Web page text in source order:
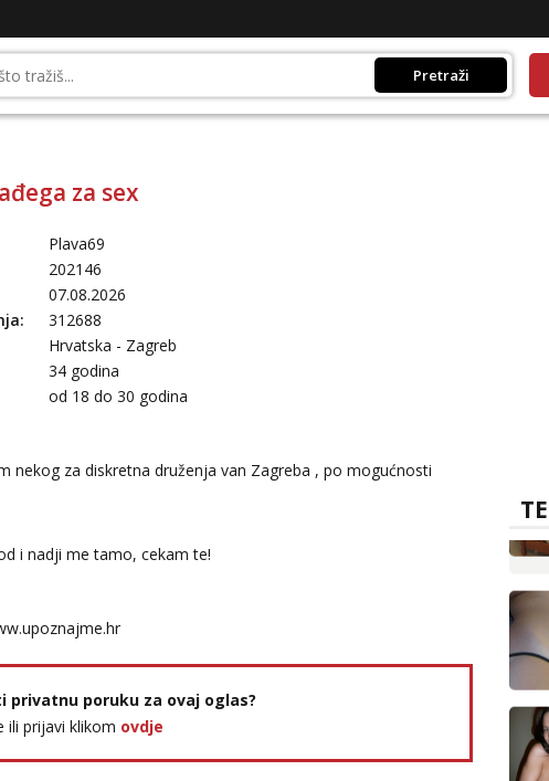
Pretraži
za sex
Plava69
202146
07.08.2026
312688
Hrvatska - Zagreb
34 godina
od 18 do 30 godina
nekog za diskretna druženja van Zagreba , po mogućnosti
i nadji me tamo, cekam te!
privatnu poruku za ovaj oglas?
ili prijavi klikom ovdje